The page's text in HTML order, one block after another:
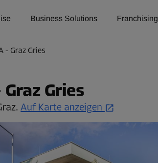
Business Solutions Franchising
- Graz Gries
Gries
Auf Karte anzeigen